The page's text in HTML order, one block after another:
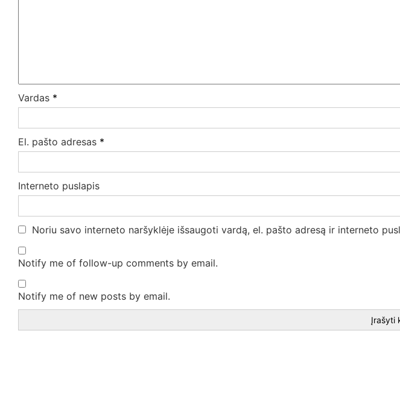
Vardas *
El. pašto adresas *
Interneto puslapis
Noriu savo interneto naršyklėje išsaugoti vardą, el. pašto adresą ir interneto
Notify me of follow-up comments by email.
Notify me of new posts by email.